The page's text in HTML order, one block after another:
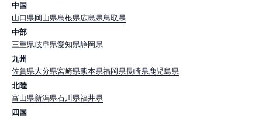
中国
山口県岡山県島根県広島県鳥取県
中部
三重県岐阜県愛知県静岡県
九州
佐賀県大分県宮崎県熊本県福岡県長崎県鹿児島県
北陸
富山県新潟県石川県福井県
四国